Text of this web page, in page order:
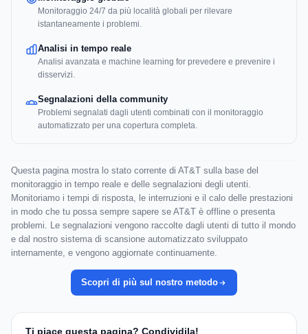
Monitoraggio 24/7 da più località globali per rilevare
istantaneamente i problemi.
Analisi in tempo reale
Analisi avanzata e machine learning for prevedere e prevenire i
disservizi.
Segnalazioni della community
Problemi segnalati dagli utenti combinati con il monitoraggio
automatizzato per una copertura completa.
Questa pagina mostra lo stato corrente di AT&T sulla base del
monitoraggio in tempo reale e delle segnalazioni degli utenti.
Monitoriamo i tempi di risposta, le interruzioni e il calo delle prestazioni
in modo che tu possa sempre sapere se AT&T è offline o presenta
problemi. Le segnalazioni vengono raccolte dagli utenti di tutto il mondo
e dal nostro sistema di scansione automatizzato sviluppato
internamente, e vengono aggiornate continuamente.
Scopri di più sul nostro metodo
Ti piace questa pagina? Condividila!